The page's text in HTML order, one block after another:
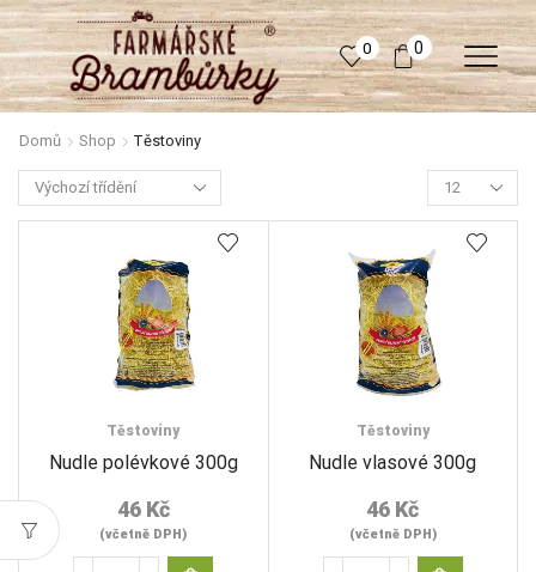
0 0
Domů Shop Těstoviny
Products
page
Těstoviny
Nudle polévkové 300g
46 Kč
(včetně DPH)
Těstoviny
Nudle vlasové 300g
46 Kč
(včetně DPH)